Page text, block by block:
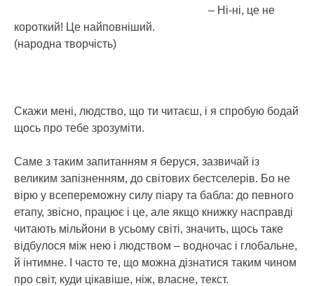
– Ні-ні, це не
короткий! Це найповніший.
(народна творчість)
Скажи мені, людство, що ти читаєш, і я спробую бодай
щось про тебе зрозуміти.
Саме з таким запитанням я беруся, зазвичай із
великим запізненням, до світових бестселерів. Бо не
вірю у всепереможну силу піару та бабла: до певного
етапу, звісно, працює і це, але якщо книжку насправді
читають мільйони в усьому світі, значить, щось таке
відбулося між нею і людством – водночас і глобальне,
й інтимне. І часто те, що можна дізнатися таким чином
про світ, куди цікавіше, ніж, власне, текст.